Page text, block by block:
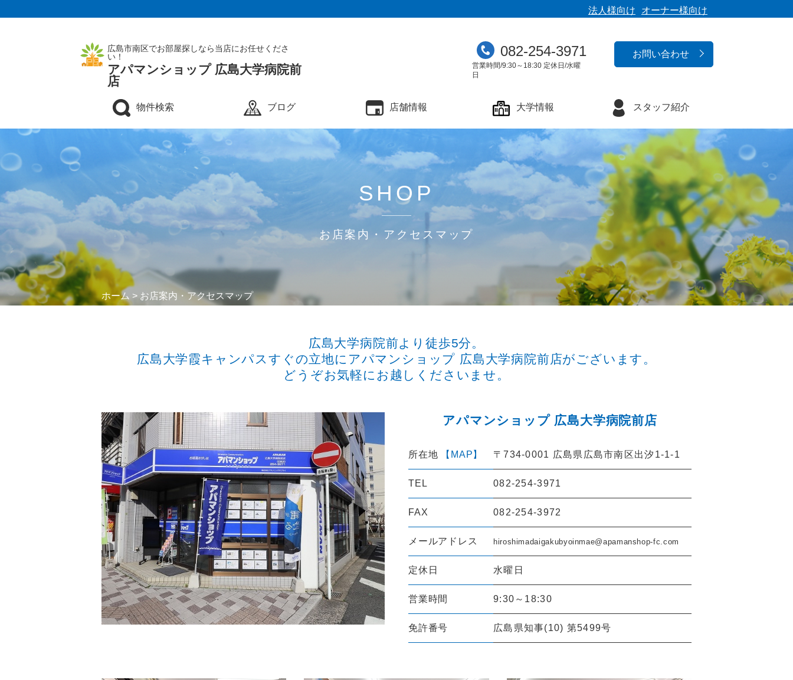
オーナー様向け
法人様向け
広島市南区でお部屋探しなら当店にお任せくださ
い！
アパマンショップ 広島大学病院前
店
お問い合わせ
082-254-3971
営業時間/9:30～18:30 定休日/水曜
日
物件検索 ブログ 店舗情報 大学情報 スタッフ紹介
SHOP
お店案内・アクセスマップ
ホーム > お店案内・アクセスマップ
広島大学病院前より徒歩5分。
広島大学霞キャンパスすぐの立地にアパマンショップ 広島大学病院前店がございます。
どうぞお気軽にお越しくださいませ。
アパマンショップ 広島大学病院前店
所在地 【MAP】 〒734-0001 広島県広島市南区出汐1-1-1
TEL 082-254-3971
FAX 082-254-3972
メールアドレス hiroshimadaigakubyoinmae@apamanshop-fc.com
定休日 水曜日
営業時間 9:30～18:30
免許番号 広島県知事(10) 第5499号